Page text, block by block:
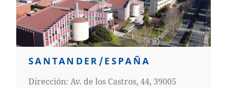
SANTANDER/ESPAÑA
Dirección: Av. de los Castros, 44, 39005